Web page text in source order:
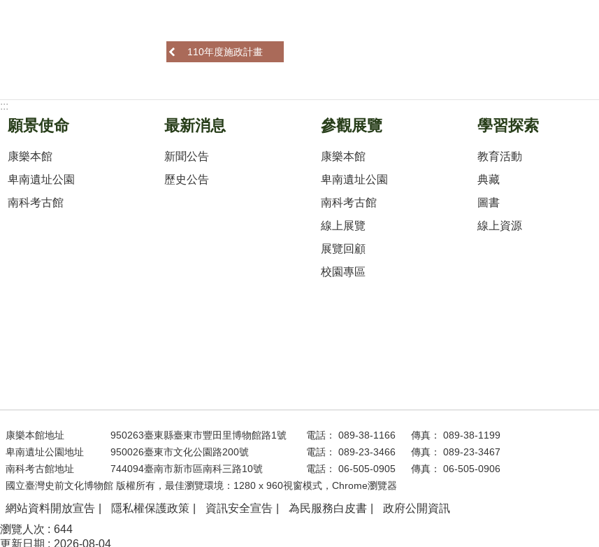
110年度施政計畫
:::
願景使命
康樂本館
卑南遺址公園
南科考古館
最新消息
新聞公告
歷史公告
參觀展覽
康樂本館
卑南遺址公園
南科考古館
線上展覽
展覽回顧
校園專區
學習探索
教育活動
典藏
圖書
線上資源
康樂本館地址 950263臺東縣臺東市豐田里博物館路1號 電話： 089-38-1166
傳真： 089-38-1199
卑南遺址公園地址
950026臺東市文化公園路200號 電話： 089-23-3466
傳真： 089-23-3467
南科考古館地址
744094臺南市新市區南科三路10號 電話： 06-505-0905
傳真： 06-505-0906
國立臺灣史前文化博物館 版權所有，最佳瀏覽環境：1280 x 960視窗模式，Chrome瀏覽器
網站資料開放宣告 隱私權保護政策 資訊安全宣告 為民服務白皮書
政府公開資訊
瀏覽人次
644
更新日期
2026-08-04